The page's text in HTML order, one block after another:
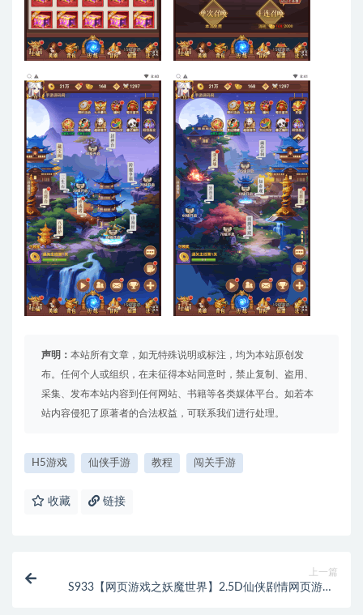
声明： 本站所有文章，如无特殊说明或标注，均为本站原创发
布。任何个人或组织，在未征得本站同意时，禁止复制、盗用、
采集、发布本站内容到任何网站、书籍等各类媒体平台。如若本
站内容侵犯了原著者的合法权益，可联系我们进行处理。
H5游戏 仙侠手游 教程 闯关手游
收藏 链接
上一篇
S933【网页游戏之妖魔世界】2.5D仙侠剧情网页游戏-